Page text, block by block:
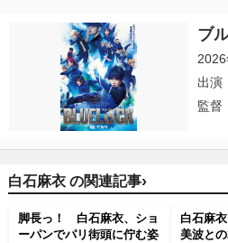
ブ
出演
監督
白石麻衣 の関連記事›
脚長っ！ 白石麻衣、ショ
ーパンでパリ街頭に佇む姿
白石麻
美波と